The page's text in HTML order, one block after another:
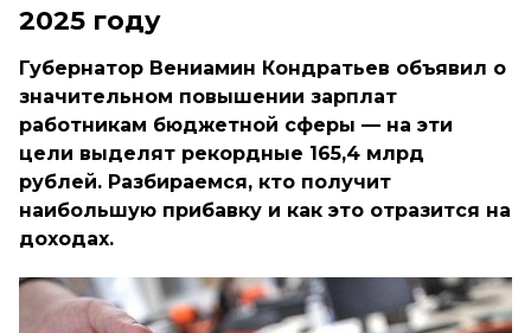
2025 году
Губернатор Вениамин Кондратьев объявил о
значительном повышении зарплат
работникам бюджетной сферы — на эти
цели выделят рекордные 165,4 млрд
рублей. Разбираемся, кто получит
наибольшую прибавку и как это отразится на
доходах.